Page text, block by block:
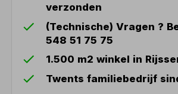
verzonden
(Technische) Vragen ?
548 51 75 75
1.500 m2 winkel in
Twents familiebedrijf